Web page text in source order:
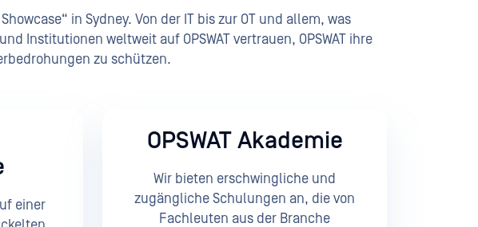
in Sydney. Von der IT bis zur OT und allem, was
Institutionen weltweit auf OPSWAT vertrauen, OPSWAT ihre
zu schützen.
einer
OPSWAT Akademie
Wir bieten erschwingliche und
zugängliche Schulungen an, die von
Fachleuten aus der Branche